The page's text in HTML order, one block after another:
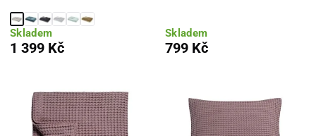
Skladem
1 399 Kč
Skladem
799 Kč